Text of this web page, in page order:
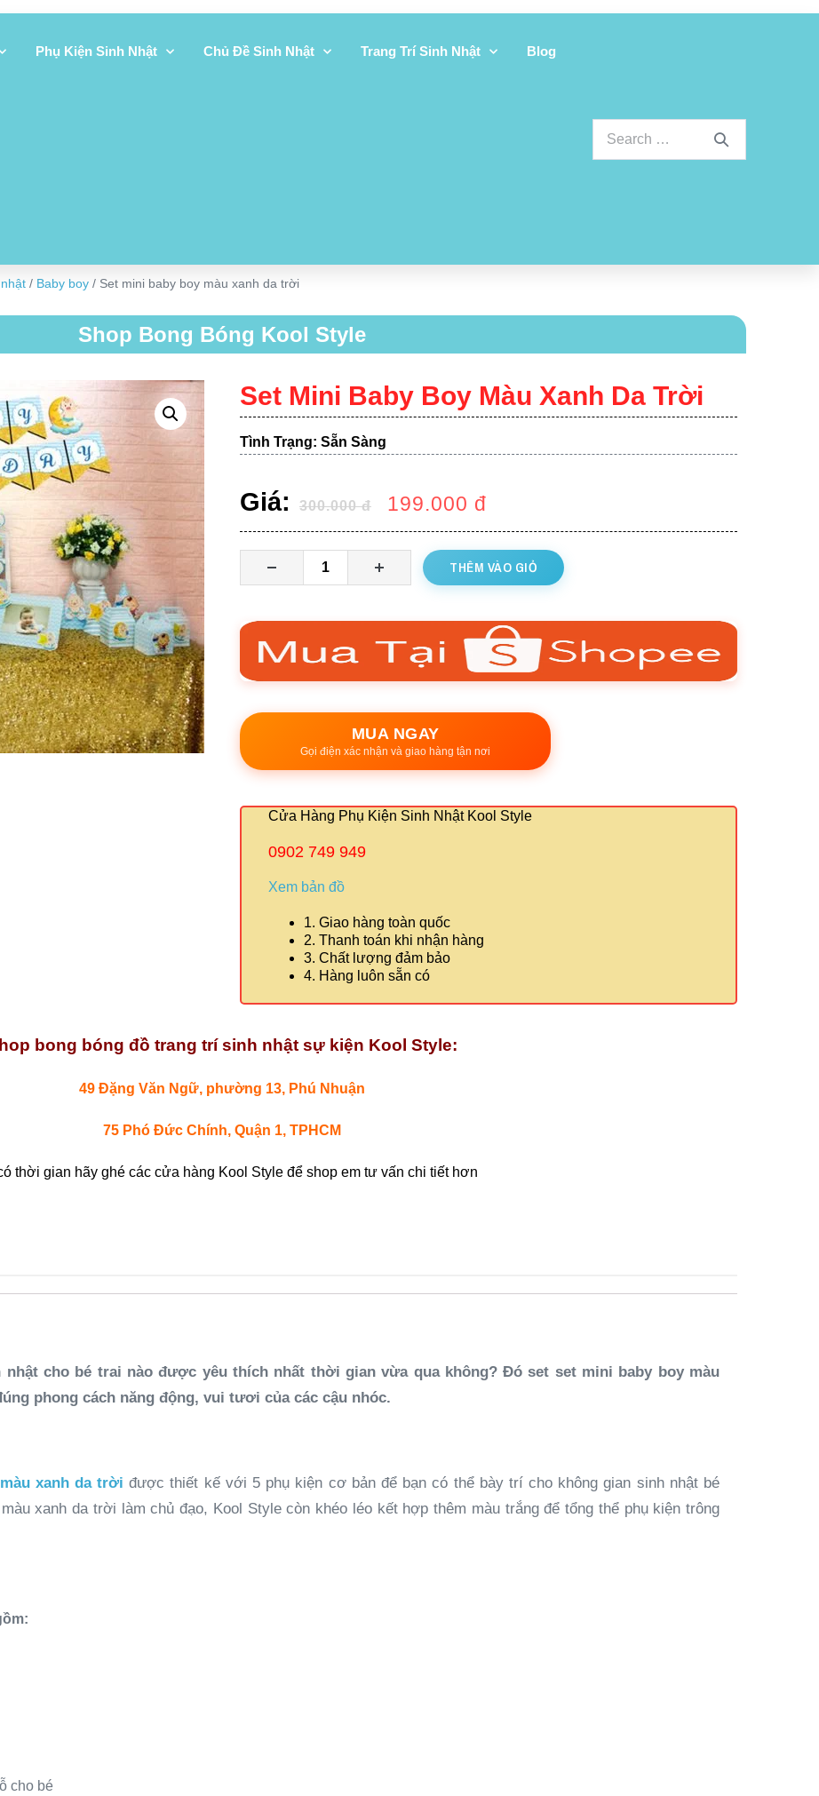
Phụ Kiện Sinh Nhật Chủ Đề Sinh Nhật Trang Trí Sinh Nhật Blog
/ Baby boy / Set mini baby boy màu xanh da trời
Shop Bong Bóng Kool Style
Set Mini Baby Boy Màu Xanh Da Trời
Tình Trạng: Sẵn Sàng
Giá: 300.000đ 199.000 đ
THÊM VÀO GIỎ
MUA NGAY
Gọi điện xác nhận và giao hàng tận nơi
Cửa Hàng Phụ Kiện Sinh Nhật Kool Style
0902 749 949
Xem bản đồ
1. Giao hàng toàn quốc
2. Thanh toán khi nhận hàng
3. Chất lượng đảm bảo
4. Hàng luôn sẵn có
bong bóng đồ trang trí sinh nhật sự kiện Kool Style:
49 Đặng Văn Ngữ, phường 13, Phú Nhuận
75 Phó Đức Chính, Quận 1, TPHCM
thời gian hãy ghé các cửa hàng Kool Style để shop em tư vấn chi tiết hơn
cho bé trai nào được yêu thích nhất thời gian vừa qua không? Đó set set mini baby boy màu
phong cách năng động, vui tươi của các cậu nhóc.
xanh da trời được thiết kế với 5 phụ kiện cơ bản để bạn có thể bày trí cho không gian sinh nhật bé
xanh da trời làm chủ đạo, Kool Style còn khéo léo kết hợp thêm màu trắng để tổng thể phụ kiện trông
cho bé